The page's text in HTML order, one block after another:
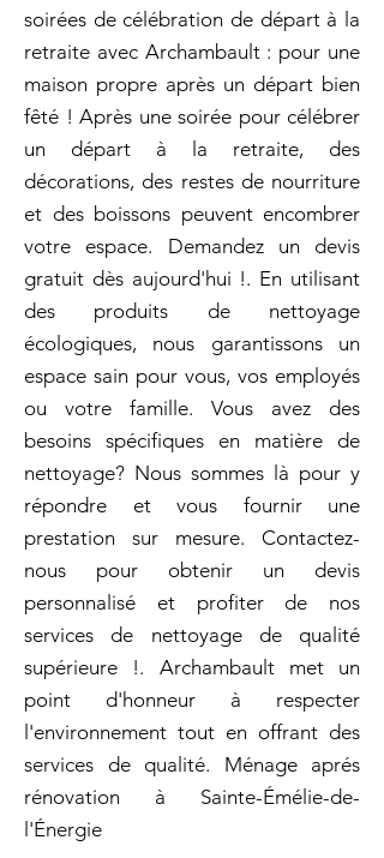
soirées de célébration de départ à la
retraite avec Archambault : pour une
maison propre après un départ bien
fêté ! Après une soirée pour célébrer
un départ à la retraite, des
décorations, des restes de nourriture
et des boissons peuvent encombrer
votre espace. Demandez un devis
gratuit dès aujourd'hui !. En utilisant
des produits de nettoyage
écologiques, nous garantissons un
espace sain pour vous, vos employés
ou votre famille. Vous avez des
besoins spécifiques en matière de
nettoyage? Nous sommes là pour y
répondre et vous fournir une
prestation sur mesure. Contactez-
nous pour obtenir un devis
personnalisé et profiter de nos
services de nettoyage de qualité
supérieure !. Archambault met un
point d'honneur à respecter
l'environnement tout en offrant des
services de qualité. Ménage aprés
rénovation à Sainte-Émélie-de-
l'Énergie